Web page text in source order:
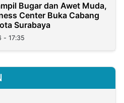
Bugar dan Awet Muda,
Center Buka Cabang
Surabaya
- 17:35